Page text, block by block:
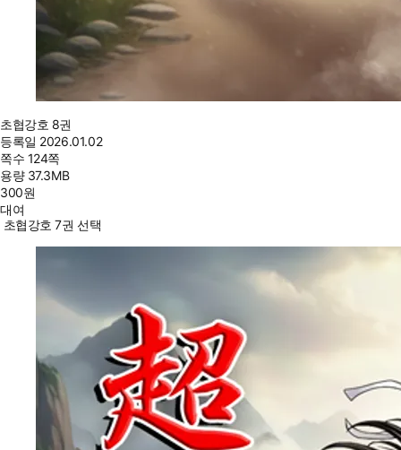
초협강호 8권
등록일 2026.01.02
쪽수 124쪽
용량 37.3MB
300원
대여
초협강호 7권 선택